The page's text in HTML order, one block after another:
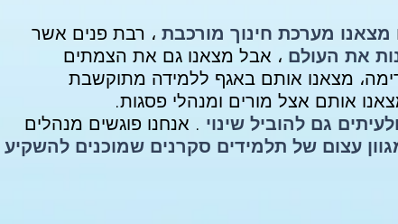
מצאנו מערכת חינוך מורכבת ، רבת פנים אשר
את העולם ، אבל מצאנו גם את הצמתים
מצאנו אותם באגף ללמידה מתוקשבת
אותם אצל מורים ומנהלי פסגות.
ולעיתים גם להוביל שינוי . אנחנו פוגשים מנהלים
עצום של תלמידים סקרנים שמוכנים להשקיע